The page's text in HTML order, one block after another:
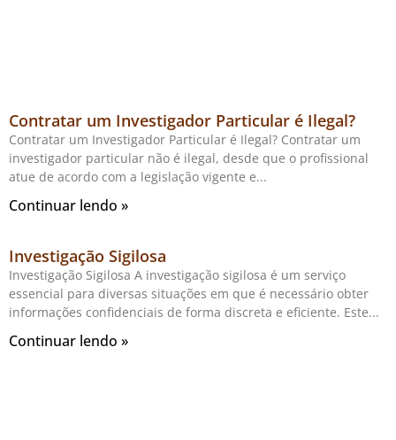
Contratar um Investigador Particular é Ilegal?
Contratar um Investigador Particular é Ilegal? Contratar um
investigador particular não é ilegal, desde que o profissional
atue de acordo com a legislação vigente e
Continuar lendo »
Investigação Sigilosa
Investigação Sigilosa A investigação sigilosa é um serviço
essencial para diversas situações em que é necessário obter
informações confidenciais de forma discreta e eficiente. Este
Continuar lendo »